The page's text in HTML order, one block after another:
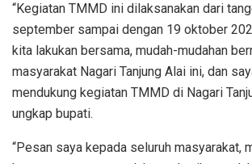
“Kegiatan TMMD ini dilaksanakan dari
september sampai dengan 19 oktober
kita lakukan bersama, mudah-mudahan
masyarakat Nagari Tanjung Alai ini, dan
mendukung kegiatan TMMD di Nagari
ungkap bupati.
“Pesan saya kepada seluruh masyarakat,